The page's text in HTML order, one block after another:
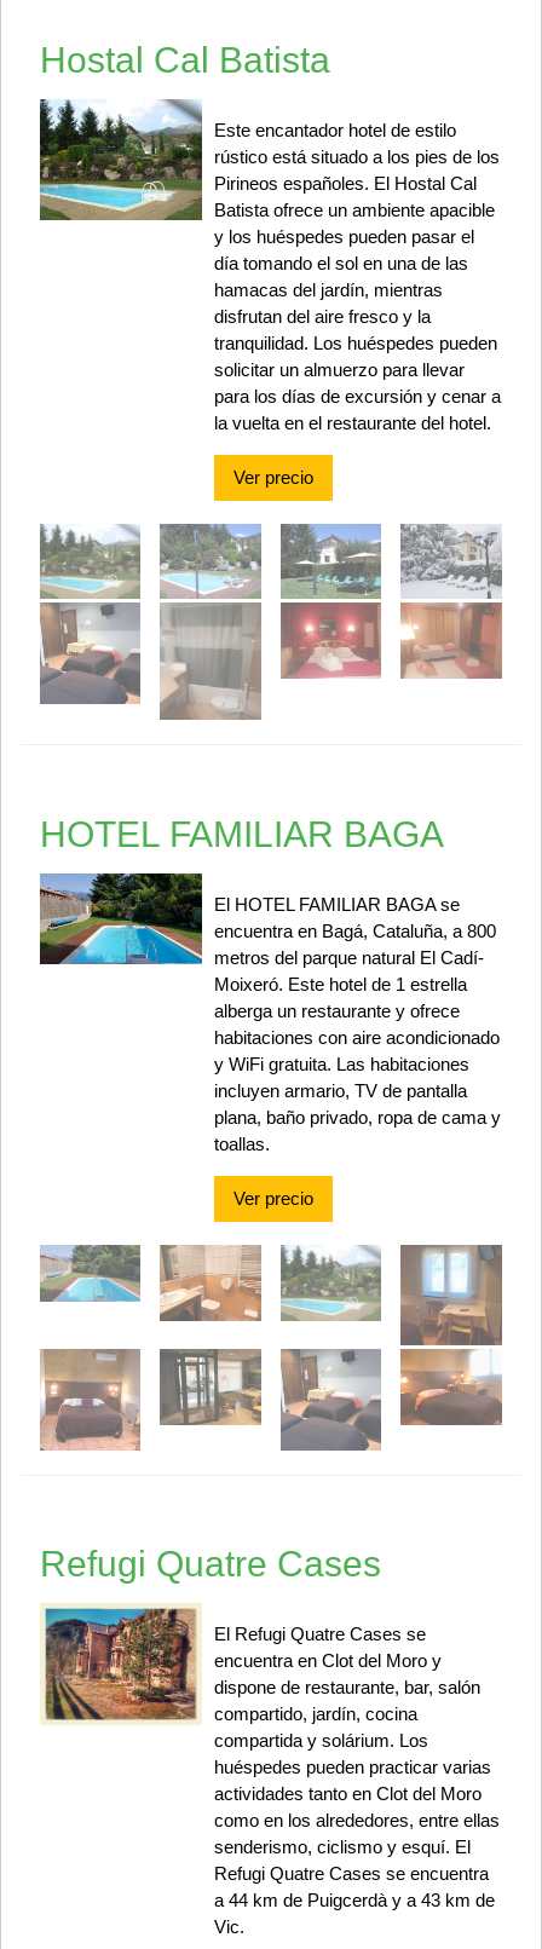
Hostal Cal Batista
Este encantador hotel de estilo
rústico está situado a los pies de los
Pirineos españoles. El Hostal Cal
Batista ofrece un ambiente apacible
y los huéspedes pueden pasar el
día tomando el sol en una de las
hamacas del jardín, mientras
disfrutan del aire fresco y la
tranquilidad. Los huéspedes pueden
solicitar un almuerzo para llevar
para los días de excursión y cenar a
la vuelta en el restaurante del hotel.
Ver precio
HOTEL FAMILIAR BAGA
El HOTEL FAMILIAR BAGA se
encuentra en Bagá, Cataluña, a 800
metros del parque natural El Cadí-
Moixeró. Este hotel de 1 estrella
alberga un restaurante y ofrece
habitaciones con aire acondicionado
y WiFi gratuita. Las habitaciones
incluyen armario, TV de pantalla
plana, baño privado, ropa de cama y
toallas.
Ver precio
Refugi Quatre Cases
El Refugi Quatre Cases se
encuentra en Clot del Moro y
dispone de restaurante, bar, salón
compartido, jardín, cocina
compartida y solárium. Los
huéspedes pueden practicar varias
actividades tanto en Clot del Moro
como en los alrededores, entre ellas
senderismo, ciclismo y esquí. El
Refugi Quatre Cases se encuentra
a 44 km de Puigcerdà y a 43 km de
Vic.